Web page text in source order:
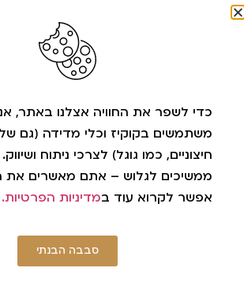
טלפון: 052-3430402
כתובת: לביא שלמה 8 חיפה
עיקבו אחרינו
כדי לשפר את החוויה אצלנו באתר,
משתמשים בקוקיז וכלי מדידה (גם
חיצוניים, כמו גוגל) לצרכי ניתוח
ממשיכים לגלוש – אתם מאשרים את
אפשר לקרוא עוד במדיניות הפרטיות.
סבבה הבנתי